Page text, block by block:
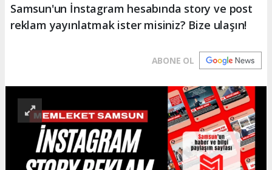
Samsun'un İnstagram hesabında story ve post
reklam yayınlatmak ister misiniz? Bize ulaşın!
ABONE OL